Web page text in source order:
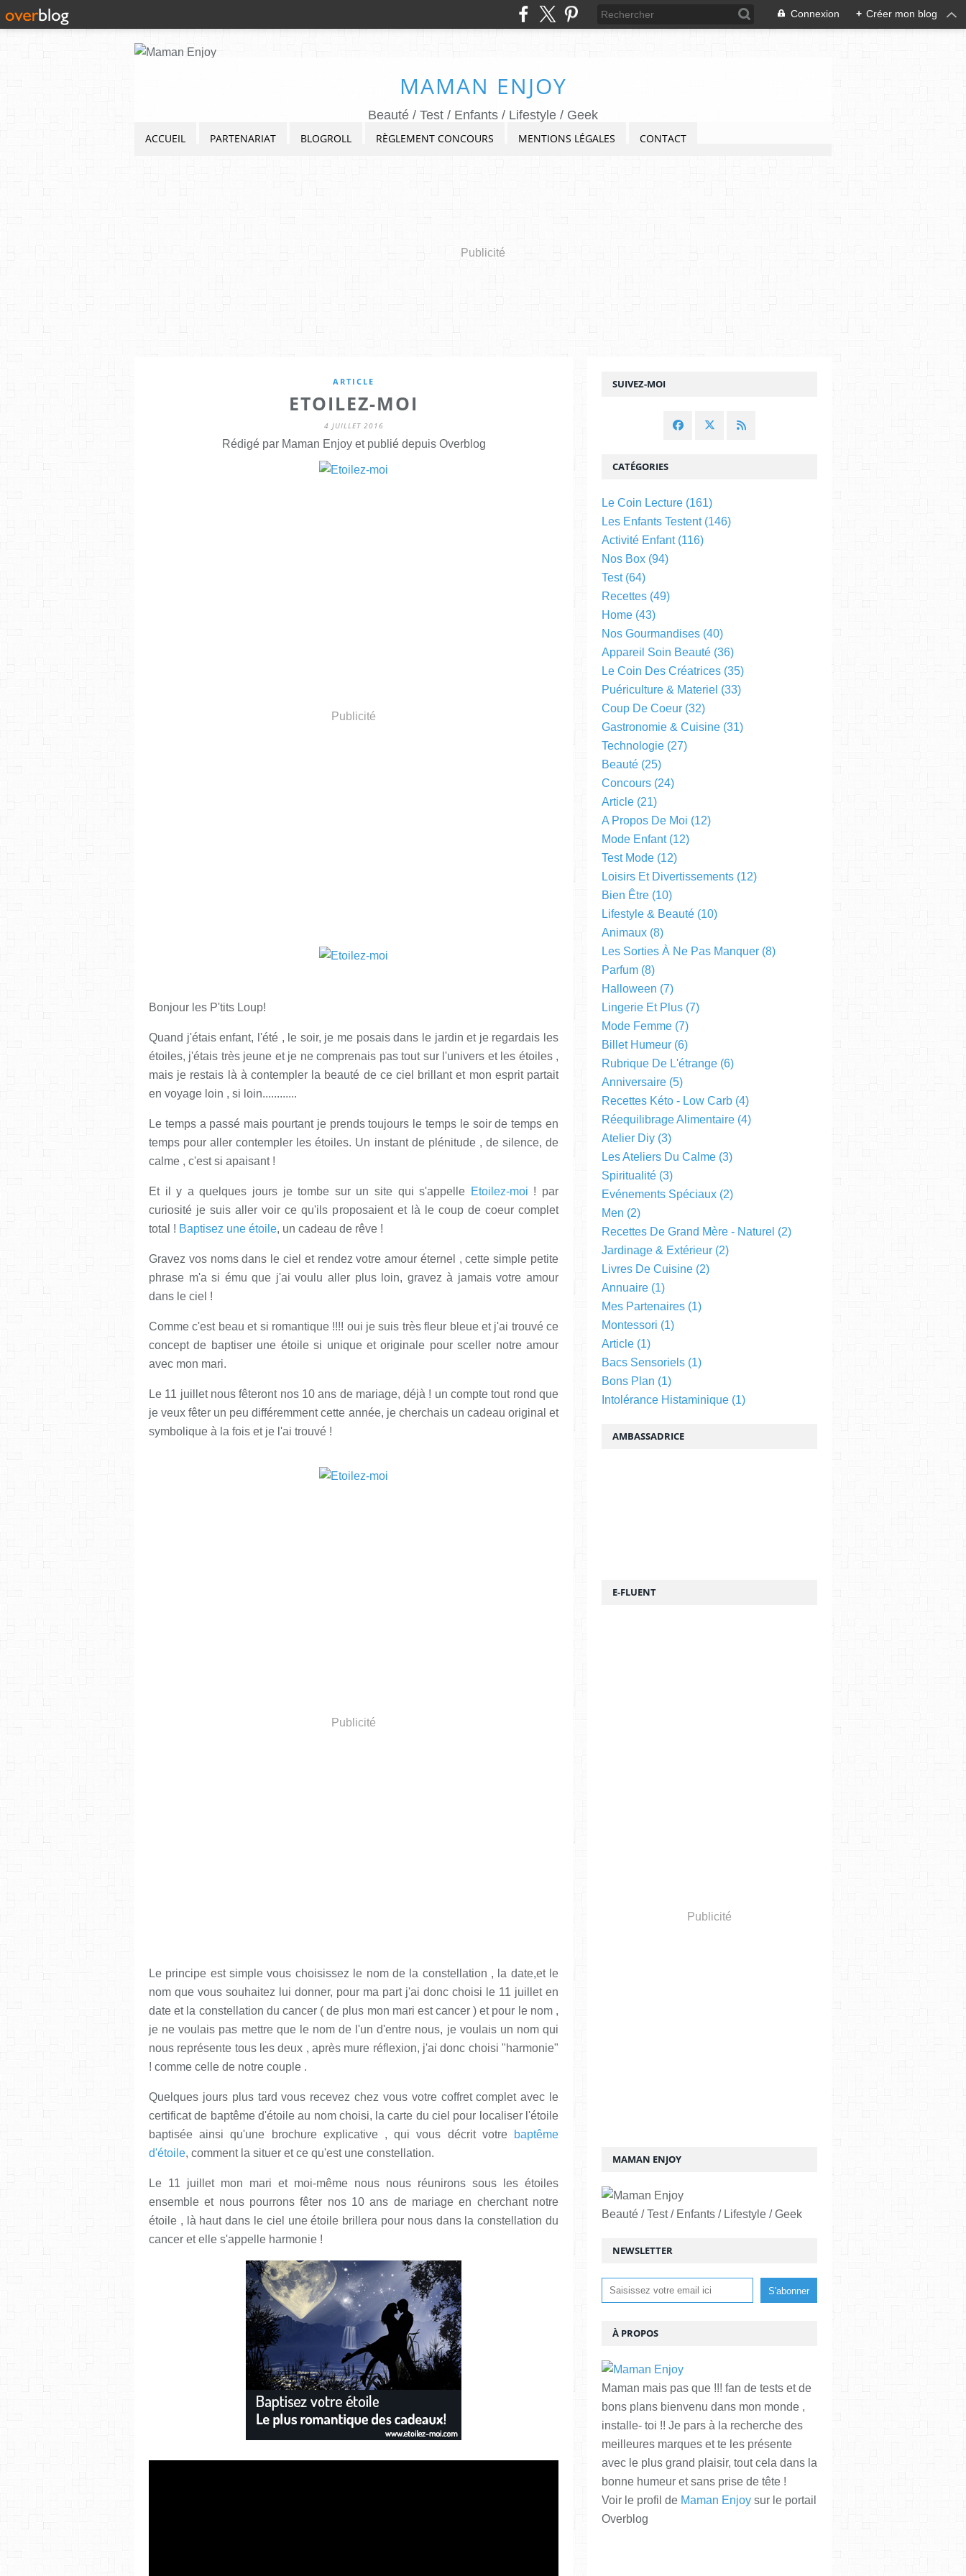
Connexion + Créer mon blog
MAMAN ENJOY
Beauté / Test / Enfants / Lifestyle / Geek
ACCUEIL PARTENARIAT BLOGROLL RÈGLEMENT CONCOURS MENTIONS LÉGALES CONTACT
Publicité
ARTICLE
ETOILEZ-MOI
4 JUILLET 2016
Rédigé par Maman Enjoy et publié depuis Overblog
Publicité
Bonjour les P'tits Loup!
Quand j'étais enfant, l'été , le soir, je me posais dans le jardin et je regardais les
étoiles, j'étais très jeune et je ne comprenais pas tout sur l'univers et les étoiles ,
mais je restais là à contempler la beauté de ce ciel brillant et mon esprit partait
en voyage loin , si loin............
Le temps a passé mais pourtant je prends toujours le temps le soir de temps en
temps pour aller contempler les étoiles. Un instant de plénitude , de silence, de
calme , c'est si apaisant !
Et il y a quelques jours je tombe sur un site qui s'appelle Etoilez-moi ! par
curiosité je suis aller voir ce qu'ils proposaient et là le coup de coeur complet
total ! Baptisez une étoile, un cadeau de rêve !
Gravez vos noms dans le ciel et rendez votre amour éternel , cette simple petite
phrase m'a si ému que j'ai voulu aller plus loin, gravez à jamais votre amour
dans le ciel !
Comme c'est beau et si romantique !!!! oui je suis très fleur bleue et j'ai trouvé ce
concept de baptiser une étoile si unique et originale pour sceller notre amour
avec mon mari.
Le 11 juillet nous fêteront nos 10 ans de mariage, déjà ! un compte tout rond que
je veux fêter un peu différemment cette année, je cherchais un cadeau original et
symbolique à la fois et je l'ai trouvé !
Publicité
Le principe est simple vous choisissez le nom de la constellation , la date,et le
nom que vous souhaitez lui donner, pour ma part j'ai donc choisi le 11 juillet en
date et la constellation du cancer ( de plus mon mari est cancer ) et pour le nom ,
je ne voulais pas mettre que le nom de l'un d'entre nous, je voulais un nom qui
nous représente tous les deux , après mure réflexion, j'ai donc choisi "harmonie"
! comme celle de notre couple .
Quelques jours plus tard vous recevez chez vous votre coffret complet avec le
certificat de baptême d'étoile au nom choisi, la carte du ciel pour localiser l'étoile
baptisée ainsi qu'une brochure explicative , qui vous décrit votre
baptême
d'étoile, comment la situer et ce qu'est une constellation.
Le 11 juillet mon mari et moi-même nous nous réunirons sous les étoiles
ensemble et nous pourrons fêter nos 10 ans de mariage en cherchant notre
étoile , là haut dans le ciel une étoile brillera pour nous dans la constellation du
cancer et elle s'appelle harmonie !
Publicité
NEWSLETTER
SUIVEZ-MOI
MAMAN ENJOY
Beauté / Test / Enfants / Lifestyle / Geek
À PROPOS
Maman mais pas que !!! fan de tests et de
bons plans bienvenu dans mon monde ,
installe- toi !! Je pars à la recherche des
meilleures marques et te les présente
avec le plus grand plaisir, tout cela dans la
bonne humeur et sans prise de tête !
Voir le profil de Maman Enjoy sur le portail
Overblog
CATÉGORIES
Le Coin Lecture (161)
Les Enfants Testent(146)
Activité Enfant(116)
Nos Box (94)
Test(64)
Recettes (49)
Home (43)
Nos Gourmandises (40)
Appareil Soin Beauté (36)
Le Coin Des Créatrices (35)
Puériculture & Materiel (33)
Coup De Coeur (32)
Gastronomie & Cuisine (31)
Technologie (27)
Beauté (25)
Concours (24)
Article (21)
A Propos De Moi (12)
Mode Enfant(12)
Test Mode (12)
Loisirs Et Divertissements (12)
Bien Être (10)
Lifestyle & Beauté (10)
Animaux (8)
Les Sorties À Ne Pas Manquer (8)
Parfum (8)
Halloween (7)
Lingerie Et Plus (7)
Mode Femme (7)
Billet Humeur (6)
Rubrique De L'étrange (6)
Anniversaire (5)
Recettes Kéto - Low Carb (4)
Réequilibrage Alimentaire (4)
Atelier Diy (3)
Les Ateliers Du Calme (3)
Spiritualité (3)
Evénements Spéciaux (2)
Men (2)
Recettes De Grand Mère - Naturel (2)
Jardinage & Extérieur (2)
Livres De Cuisine (2)
Annuaire (1)
Mes Partenaires (1)
Montessori (1)
Article (1)
Bacs Sensoriels (1)
Bons Plan (1)
Intolérance Histaminique (1)
AMBASSADRICE
E-FLUENT